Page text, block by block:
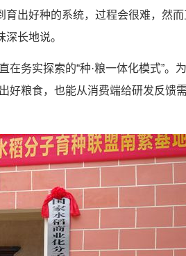
出好种的系统，过程会很难，然
长地说。
务实探索的“种·粮一体化模式”
好粮食，也能从消费端给研发反